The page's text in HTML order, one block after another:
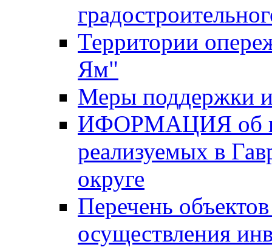
Территории
Ям"
Меры поддержки
ИФОРМАЦИЯ об
реализуемых в
округе
Перечень
осуществления